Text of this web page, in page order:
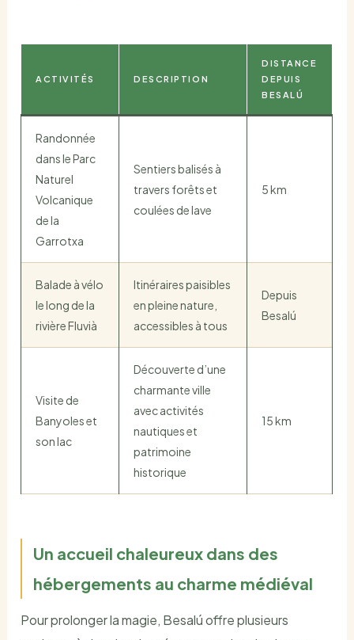
ACTIVITÉS DESCRIPTION
DISTANCE
DEPUIS
BESALÚ
Randonnée
dans le Parc
Naturel
Volcanique
de la
Garrotxa
Sentiers balisés à
travers forêts et
coulées de lave
5 km
Balade à vélo
le long de la
rivière Fluvià
Itinéraires paisibles
en pleine nature,
accessibles à tous
Depuis
Besalú
Visite de
Banyoles et
son lac
Découverte d’une
charmante ville
avec activités
nautiques et
patrimoine
historique
15 km
Un accueil chaleureux dans des
hébergements au charme médiéval
Pour prolonger la magie, Besalú offre plusieurs